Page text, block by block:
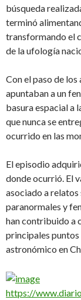
búsqueda
terminó
transformando el
de la ufología
Con el paso de
apuntaban a un
basura espacial a
que nunca se
ocurrido en las
El episodio
donde ocurrió. El
asociado a
paranormales y
han contribuido a
principales
astronómico en
https://